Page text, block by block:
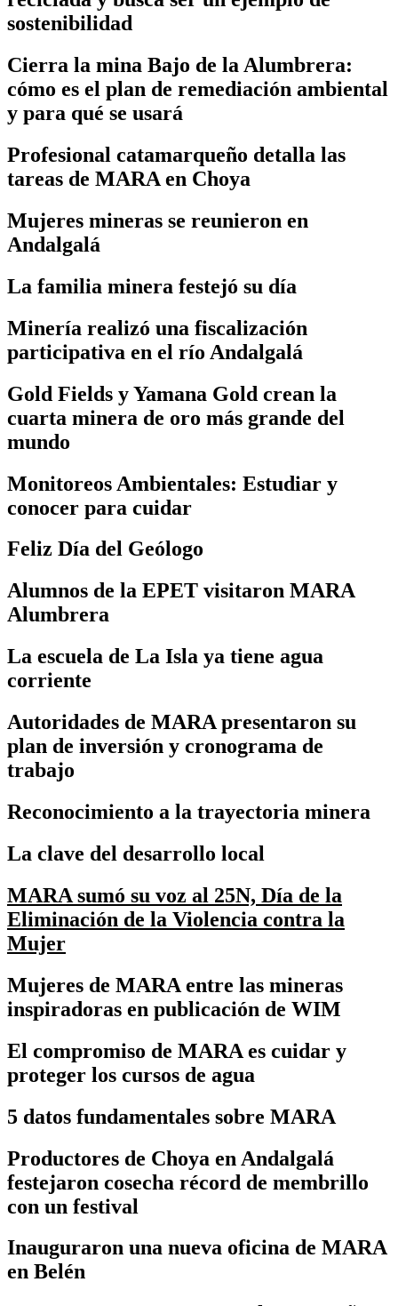
sostenibilidad
Cierra la mina Bajo de la Alumbrera:
cómo es el plan de remediación ambiental
y para qué se usará
Profesional catamarqueño detalla las
tareas de MARA en Choya
Mujeres mineras se reunieron en
Andalgalá
La familia minera festejó su día
Minería realizó una fiscalización
participativa en el río Andalgalá
Gold Fields y Yamana Gold crean la
cuarta minera de oro más grande del
mundo
Monitoreos Ambientales: Estudiar y
conocer para cuidar
Feliz Día del Geólogo
Alumnos de la EPET visitaron MARA
Alumbrera
La escuela de La Isla ya tiene agua
corriente
Autoridades de MARA presentaron su
plan de inversión y cronograma de
trabajo
Reconocimiento a la trayectoria minera
La clave del desarrollo local
MARA sumó su voz al 25N, Día de la
Eliminación de la Violencia contra la
Mujer
Mujeres de MARA entre las mineras
inspiradoras en publicación de WIM
El compromiso de MARA es cuidar y
proteger los cursos de agua
5 datos fundamentales sobre MARA
Productores de Choya en Andalgalá
festejaron cosecha récord de membrillo
con un festival
Inauguraron una nueva oficina de MARA
en Belén